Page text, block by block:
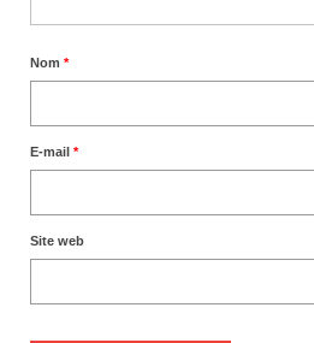
Nom *
E-mail *
Site web